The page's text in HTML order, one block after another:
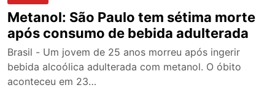
Metanol: São Paulo tem sétima morte
após consumo de bebida adulterada
Brasil - Um jovem de 25 anos morreu após ingerir
bebida alcoólica adulterada com metanol. O óbito
aconteceu em 23…